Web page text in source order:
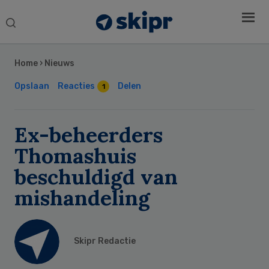
Search
Home › Nieuws
Opslaan Reacties 1 Delen
Ex-beheerders
Thomashuis
beschuldigd van
mishandeling
Skipr Redactie
Sidebar